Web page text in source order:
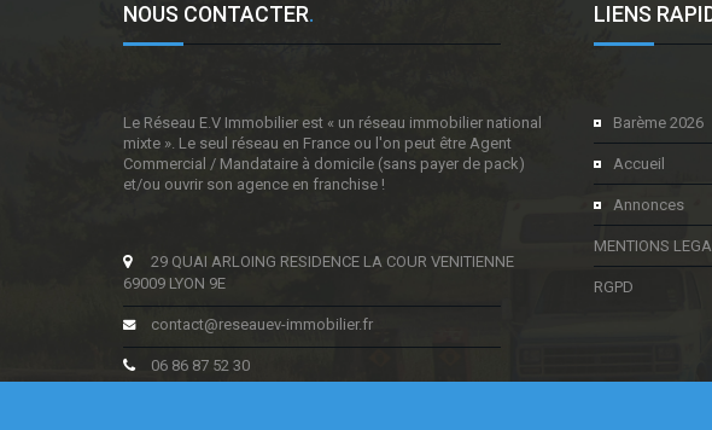
NOUS CONTACTER.
Le Réseau E.V Immobilier est « un réseau immobilier national
mixte ». Le seul réseau en France ou l'on peut être Agent
Commercial / Mandataire à domicile (sans payer de pack)
et/ou ouvrir son agence en franchise !
29 QUAI ARLOING RESIDENCE LA COUR VENITIENNE
69009 LYON 9E
contact@reseauev-immobilier.fr
06 86 87 52 30
LIENS
Barème 2026
Accueil
Annonces
MENTIONS
RGPD